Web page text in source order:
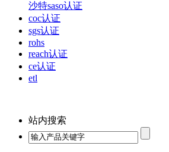
沙特saso认证
coc认证
sgs认证
rohs
reach认证
ce认证
etl
站内搜索